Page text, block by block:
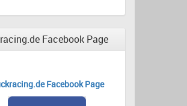
Facebook Page
Facebook Page